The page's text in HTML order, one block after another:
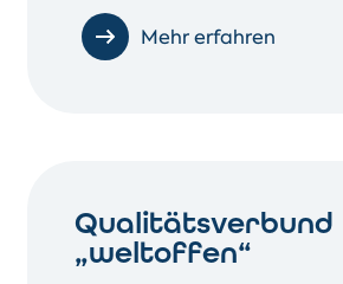
Mehr erfahren
Qualitätsverbund
„weltoffen“